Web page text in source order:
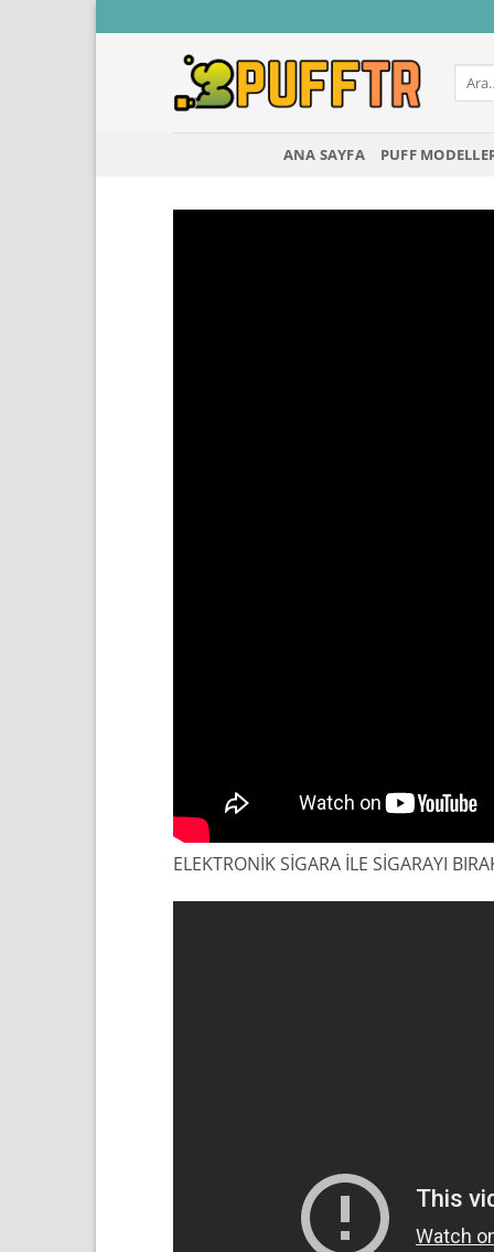
atla
Ara:
ANA SAYFA PUFF
ELEKTRONİK SİGARA İLE SİGARAYI